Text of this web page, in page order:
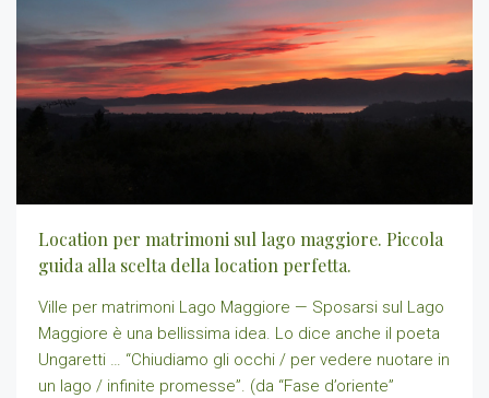
Location per matrimoni sul lago maggiore. Piccola
guida alla scelta della location perfetta.
Ville per matrimoni Lago Maggiore — Sposarsi sul Lago
Maggiore è una bellissima idea. Lo dice anche il poeta
Ungaretti … “Chiudiamo gli occhi / per vedere nuotare in
un lago / infinite promesse”. (da “Fase d’oriente”